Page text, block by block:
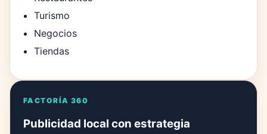
Turismo
Negocios
Tiendas
FACTORÍA 360
Publicidad local con estrategia